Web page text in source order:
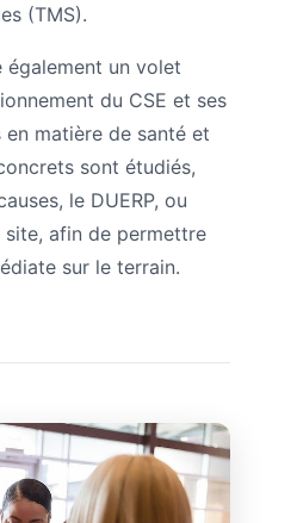
(TMS).
un volet
du CSE et ses
matière de santé et
sont étudiés,
le DUERP, ou
afin de permettre
sur le terrain.